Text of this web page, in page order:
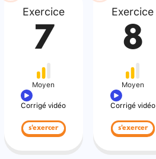
Exercice
7
Moyen
Corrigé vidéo
s'exercer
Exercice
8
Moyen
Corrigé vidéo
s'exercer